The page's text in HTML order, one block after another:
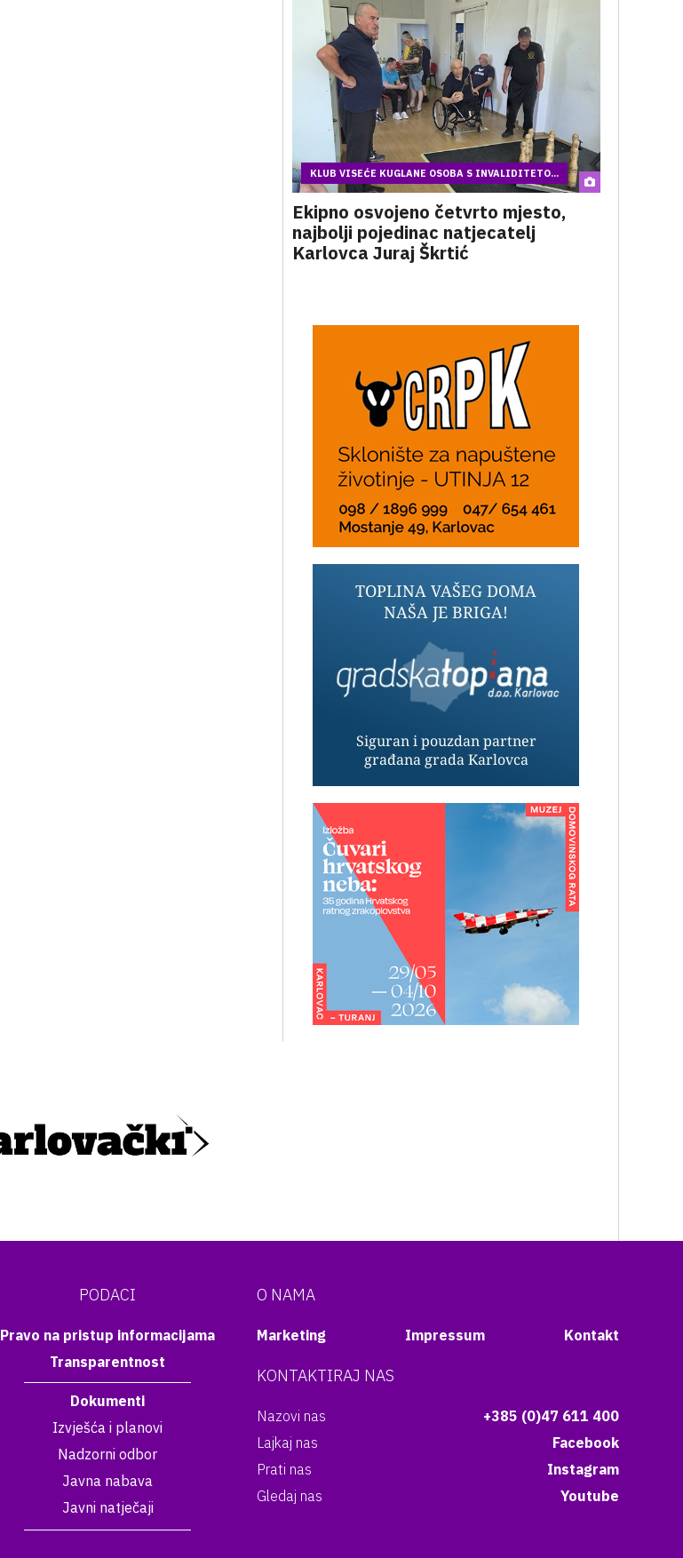
KLUB VISEĆE KUGLANE OSOBA S INVALIDITETO...
Ekipno osvojeno četvrto mjesto,
najbolji pojedinac natjecatelj
Karlovca Juraj Škrtić
PODACI
Pravo na pristup informacijama
Transparentnost
Dokumenti
Izvješća i planovi
Nadzorni odbor
Javna nabava
Javni natječaji
O NAMA
Marketing Impressum Kontakt
KONTAKTIRAJ NAS
Nazovi nas
+385 (0)47 611 400
Lajkaj nas
Facebook
Prati nas
Instagram
Gledaj nas
Youtube